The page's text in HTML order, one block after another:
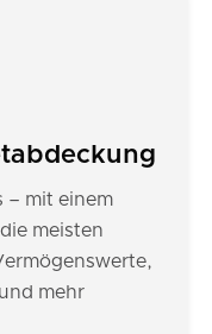
– mit einem
meisten
mehr